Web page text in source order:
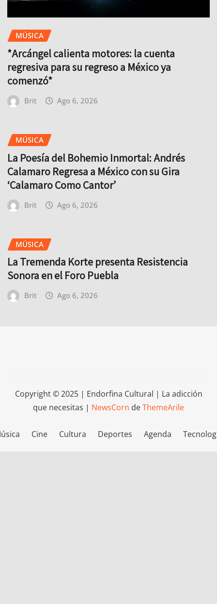
MÚSICA
*Arcángel calienta motores: la cuenta
regresiva para su regreso a México ya
comenzó*
Brit Ago 6, 2026
MÚSICA
La Poesía del Bohemio Inmortal: Andrés
Calamaro Regresa a México con su Gira
‘Calamaro Como Cantor’
Brit Ago 6, 2026
MÚSICA
La Tremenda Korte presenta Resistencia
Sonora en el Foro Puebla
Brit Ago 6, 2026
Copyright © 2025 | Endorfina Cultural | La adicción
que necesitas | NewsCorn deThemeArile
Cine Cultura Deportes Agenda